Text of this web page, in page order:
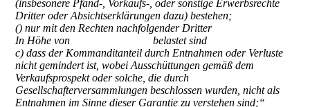
(insbesonere Pfand-, Vorkaufs-, oder sonstige Erwerbsrechte
Dritter oder Absichtserklärungen dazu) bestehen;
() nur mit den Rechten nachfolgender Dritter
In Höhe von belastet sind
c) dass der Kommanditanteil durch Entnahmen oder Verluste
nicht gemindert ist, wobei Ausschüttungen gemäß dem
Verkaufsprospekt oder solche, die durch
Gesellschafterversammlungen beschlossen wurden, nicht als
Entnahmen im Sinne dieser Garantie zu verstehen sind;“